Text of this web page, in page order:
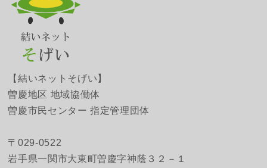
【結いネットそげい】
曽慶地区 地域協働体
曽慶市民センター 指定管理団体
〒029-0522
岩手県一関市大東町曽慶字神蔭３２－１